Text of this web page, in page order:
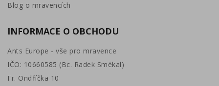
Blog o mravencích
INFORMACE O OBCHODU
Ants Europe - vše pro mravence
IČO: 10660585 (Bc. Radek Smékal)
Fr. Ondříčka 10